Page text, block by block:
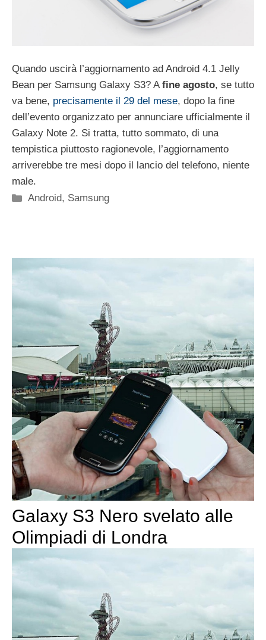
Quando uscirà l’aggiornamento ad Android 4.1 Jelly
Bean per Samsung Galaxy S3? Afine agosto, se tutto
va bene, precisamente il 29 del mese, dopo la fine
dell’evento organizzato per annunciare ufficialmente il
Galaxy Note 2. Si tratta, tutto sommato, di una
tempistica piuttosto ragionevole, l’aggiornamento
arriverebbe tre mesi dopo il lancio del telefono, niente
male.
Categorie
Android, Samsung
Galaxy S3 Nero svelato alle
Olimpiadi di Londra